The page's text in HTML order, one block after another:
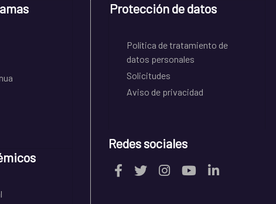
Protección de datos
Política de tratamiento de
datos personales
Solicitudes
Aviso de privacidad
Redes sociales